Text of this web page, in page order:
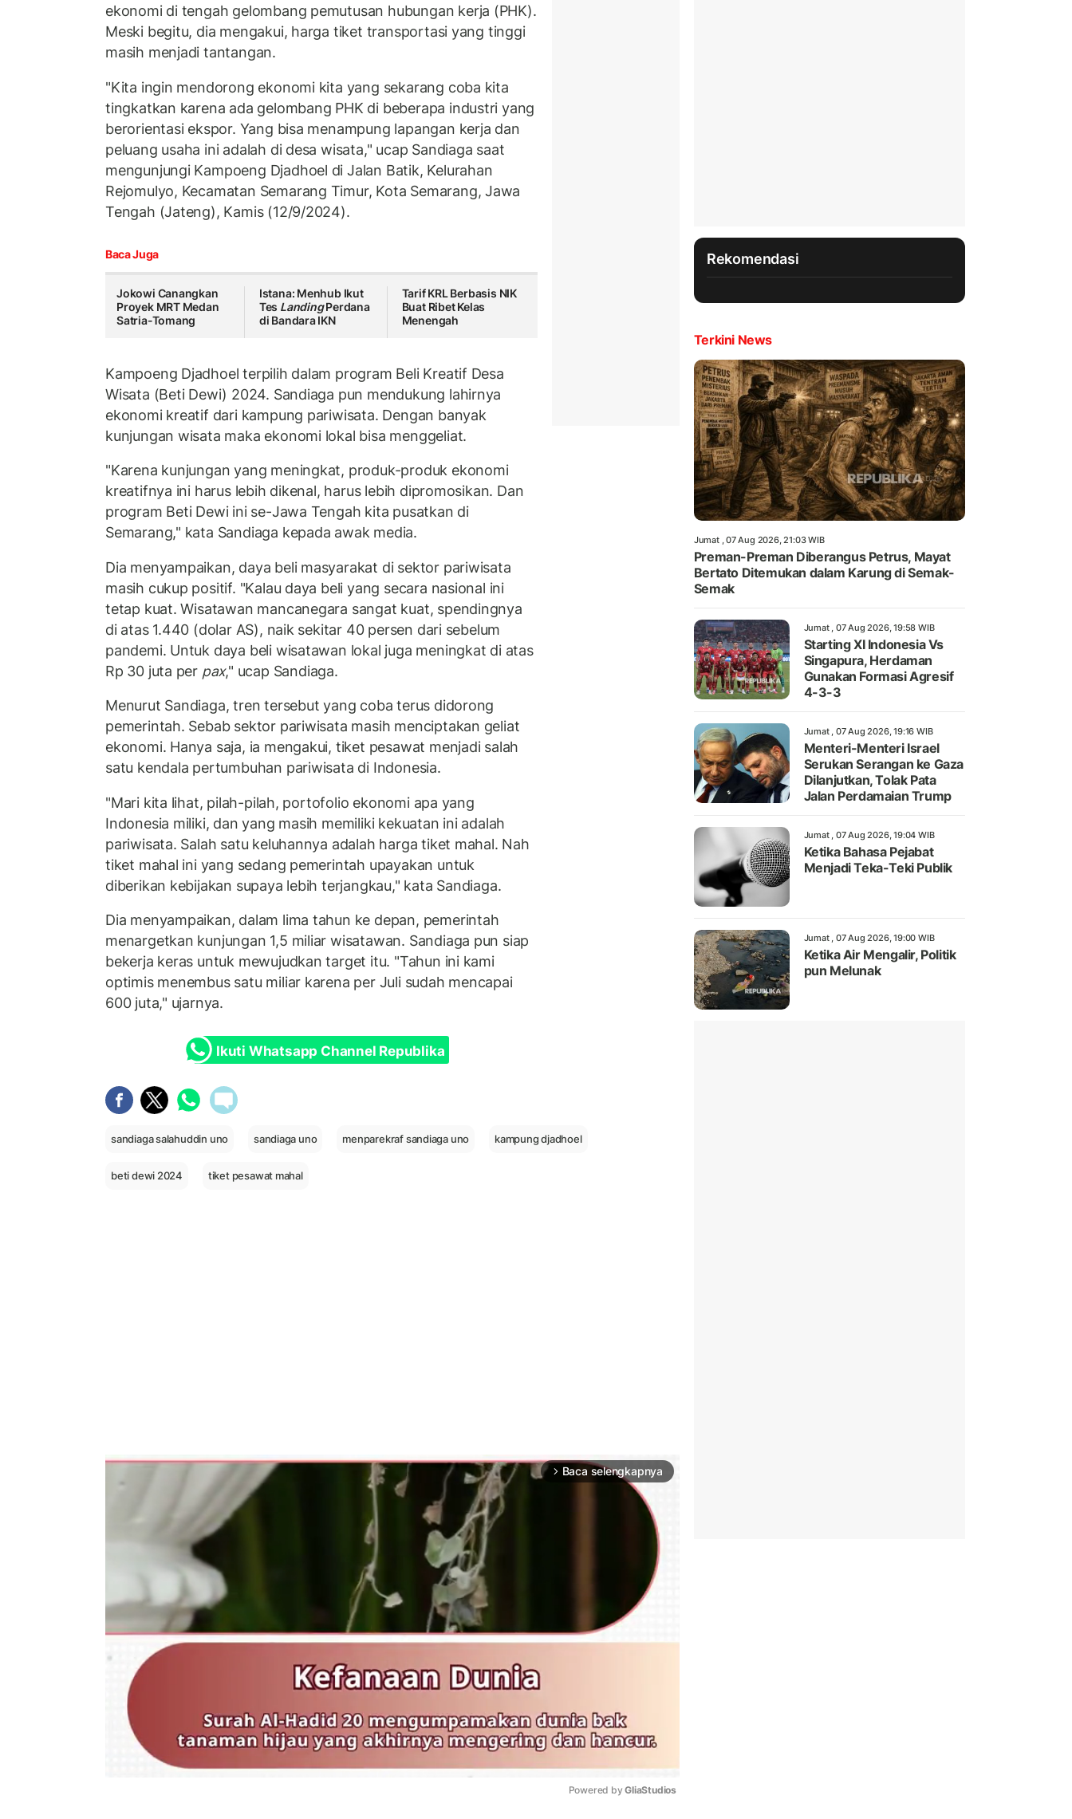
ekonomi di tengah gelombang pemutusan hubungan kerja (PHK).
Meski begitu, dia mengakui, harga tiket transportasi yang tinggi
masih menjadi tantangan.
"Kita ingin mendorong ekonomi kita yang sekarang coba kita
tingkatkan karena ada gelombang PHK di beberapa industri yang
berorientasi ekspor. Yang bisa menampung lapangan kerja dan
peluang usaha ini adalah di desa wisata," ucap Sandiaga saat
mengunjungi Kampoeng Djadhoel di Jalan Batik, Kelurahan
Rejomulyo, Kecamatan Semarang Timur, Kota Semarang, Jawa
Tengah (Jateng), Kamis (12/9/2024).
Baca Juga
Jokowi Canangkan
Proyek MRT Medan
Satria-Tomang
Istana: Menhub Ikut
Tes LandingPerdana
di Bandara IKN
Tarif KRL Berbasis NIK
Buat Ribet Kelas
Menengah
Kampoeng Djadhoel terpilih dalam program Beli Kreatif Desa
Wisata (Beti Dewi) 2024. Sandiaga pun mendukung lahirnya
ekonomi kreatif dari kampung pariwisata. Dengan banyak
kunjungan wisata maka ekonomi lokal bisa menggeliat.
"Karena kunjungan yang meningkat, produk-produk ekonomi
kreatifnya ini harus lebih dikenal, harus lebih dipromosikan. Dan
program Beti Dewi ini se-Jawa Tengah kita pusatkan di
Semarang," kata Sandiaga kepada awak media.
Dia menyampaikan, daya beli masyarakat di sektor pariwisata
masih cukup positif. "Kalau daya beli yang secara nasional ini
tetap kuat. Wisatawan mancanegara sangat kuat, spendingnya
di atas 1.440 (dolar AS), naik sekitar 40 persen dari sebelum
pandemi. Untuk daya beli wisatawan lokal juga meningkat di atas
Rp 30 juta per pax," ucap Sandiaga.
Menurut Sandiaga, tren tersebut yang coba terus didorong
pemerintah. Sebab sektor pariwisata masih menciptakan geliat
ekonomi. Hanya saja, ia mengakui, tiket pesawat menjadi salah
satu kendala pertumbuhan pariwisata di Indonesia.
"Mari kita lihat, pilah-pilah, portofolio ekonomi apa yang
Indonesia miliki, dan yang masih memiliki kekuatan ini adalah
pariwisata. Salah satu keluhannya adalah harga tiket mahal. Nah
tiket mahal ini yang sedang pemerintah upayakan untuk
diberikan kebijakan supaya lebih terjangkau," kata Sandiaga.
Dia menyampaikan, dalam lima tahun ke depan, pemerintah
menargetkan kunjungan 1,5 miliar wisatawan. Sandiaga pun siap
bekerja keras untuk mewujudkan target itu. "Tahun ini kami
optimis menembus satu miliar karena per Juli sudah mencapai
600 juta," ujarnya.
Ikuti Whatsapp Channel Republika
sandiaga salahuddin uno sandiaga uno menparekraf sandiaga uno kampung djadhoel
beti dewi 2024 tiket pesawat mahal
arrow_forward_ios Baca selengkapnya
Powered by GliaStudios
Rekomendasi
Terkini News
Jumat , 07 Aug 2026, 21:03 WIB
Preman-Preman Diberangus Petrus, Mayat
Bertato Ditemukan dalam Karung di Semak-
Semak
Jumat , 07 Aug 2026, 19:58 WIB
Starting XI Indonesia Vs
Singapura, Herdaman
Gunakan Formasi Agresif
4-3-3
Jumat , 07 Aug 2026, 19:16 WIB
Menteri-Menteri Israel
Serukan Serangan ke Gaza
Dilanjutkan, Tolak Pata
Jalan Perdamaian Trump
Jumat , 07 Aug 2026, 19:04 WIB
Ketika Bahasa Pejabat
Menjadi Teka-Teki Publik
Jumat , 07 Aug 2026, 19:00 WIB
Ketika Air Mengalir, Politik
pun Melunak